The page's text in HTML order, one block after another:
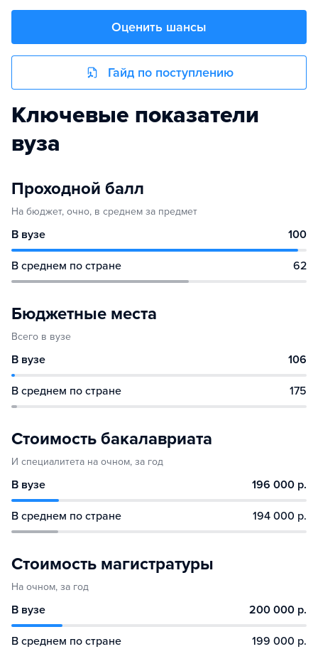
Оценить шансы
Гайд по поступлению
Ключевые показатели
вуза
Проходной балл
На бюджет, очно, в среднем за предмет
В вузе 100
В среднем по стране 62
Бюджетные места
Всего в вузе
В вузе 106
В среднем по стране 175
Стоимость бакалавриата
И специалитета на очном, за год
В вузе 196 000 р.
В среднем по стране 194 000 р.
Стоимость магистратуры
На очном, за год
В вузе 200 000 р.
В среднем по стране 199 000 р.